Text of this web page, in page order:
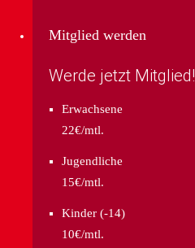
Mitglied werden
Werde jetzt Mitglied!
Erwachsene
22€/mtl.
Jugendliche
15€/mtl.
Kinder (-14)
10€/mtl.